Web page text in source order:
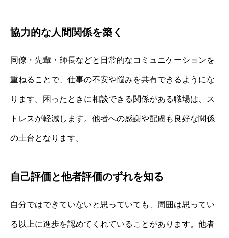
協力的な人間関係を築く
同僚・先輩・師長などと日常的なコミュニケーションを
重ねることで、仕事の不安や悩みを共有できるようにな
ります。困ったときに相談できる関係がある職場は、ス
トレスが軽減します。他者への感謝や配慮も良好な関係
の土台となります。
自己評価と他者評価のずれを知る
自分ではできていないと思っていても、周囲は思ってい
る以上に進歩を認めてくれていることがあります。他者